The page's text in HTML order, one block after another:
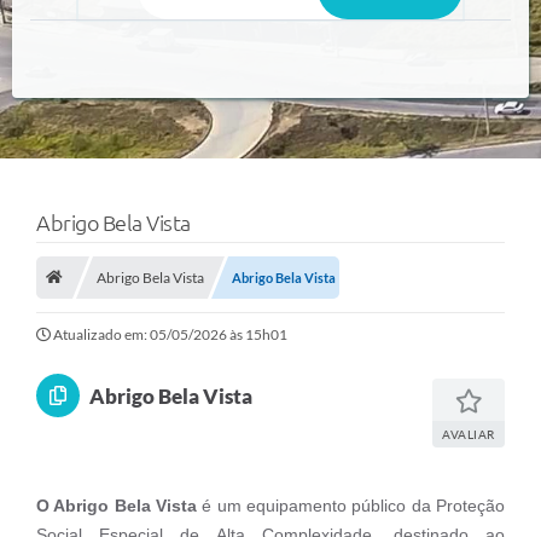
Abrigo Bela Vista
Abrigo Bela Vista Abrigo Bela Vista
Atualizado em: 05/05/2026 às 15h01
Abrigo Bela Vista
AVALIAR
O Abrigo Bela Vista é um equipamento público da Proteção